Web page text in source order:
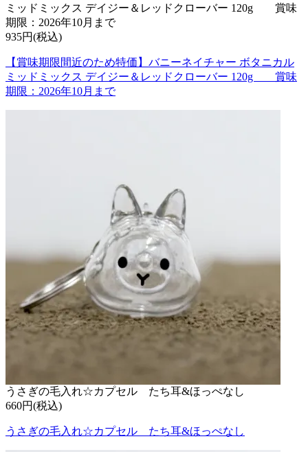
ミッドミックス デイジー＆レッドクローバー 120g 賞味
期限：2026年10月まで
935円(税込)
【賞味期限間近のため特価】バニーネイチャー ボタニカル
ミッドミックス デイジー＆レッドクローバー 120g 賞味
期限：2026年10月まで
うさぎの毛入れ☆カプセル たち耳&ほっぺなし
660円(税込)
うさぎの毛入れ☆カプセル たち耳&ほっぺなし